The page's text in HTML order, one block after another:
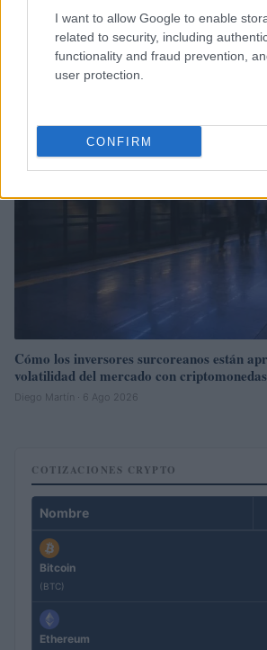
I want to allow Google to enable
related to security, including
functionality and fraud prevention,
user protection.
CONFIRM
Cómo los delincuentes están explotando
normativa cripto europea
Diego Martín · 6 Ago 2026
Cómo los inversores surcoreanos están
volatilidad del mercado con criptomonedas
Diego Martín · 6 Ago 2026
COTIZACIONES CRYPTO
Nombre
Bitcoin
(BTC)
Ethereum